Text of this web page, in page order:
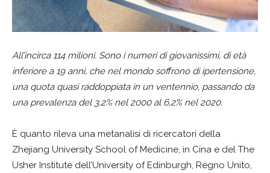
All’incirca 114 milioni. Sono i numeri di giovanissimi, di età
inferiore a 19 anni, che nel mondo soffrono di ipertensione,
una quota quasi raddoppiata in un ventennio, passando da
una prevalenza del 3,2% nel 2000 al 6,2% nel 2020.
È quanto rileva una metanalisi di ricercatori della
Zhejiang University School of Medicine, in Cina e del The
Usher Institute dell’University of Edinburgh, Regno Unito,